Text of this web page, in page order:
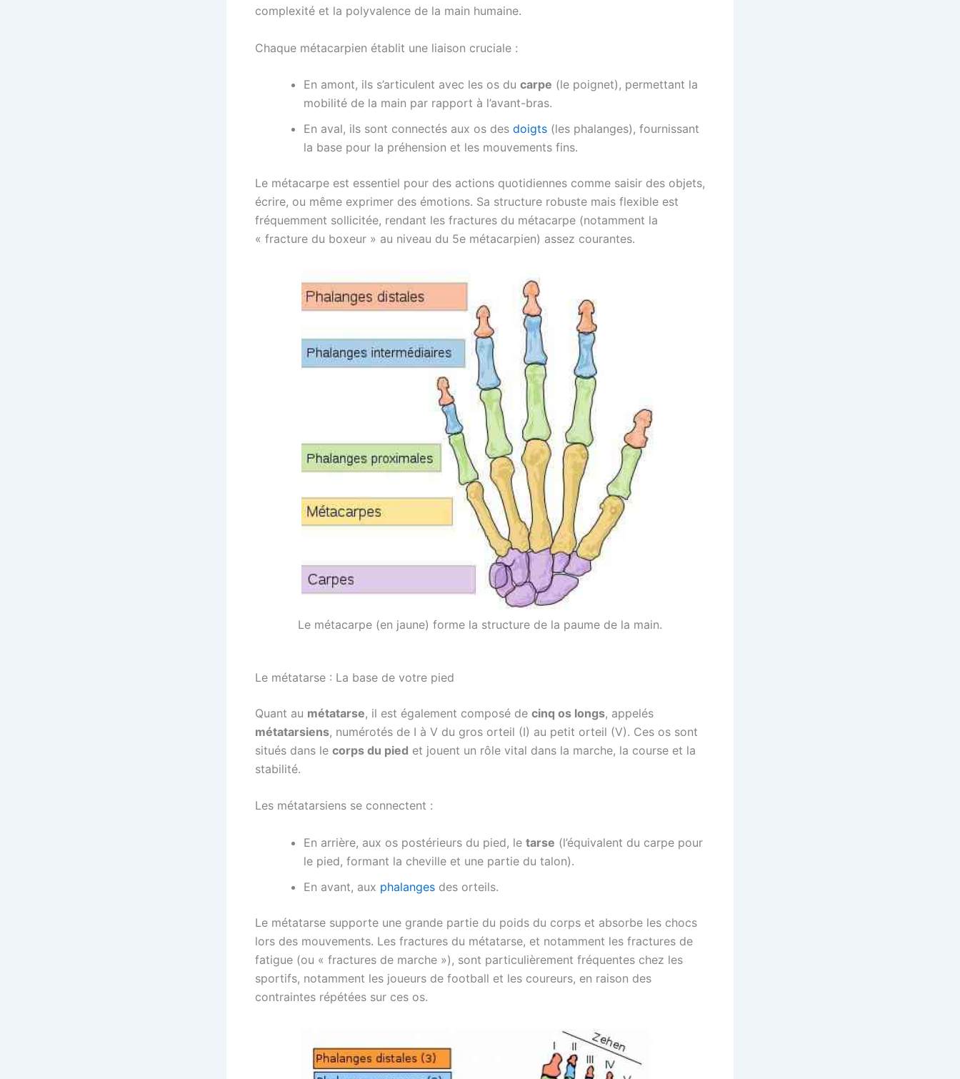
complexité et la polyvalence de la main humaine.
Chaque métacarpien établit une liaison cruciale :
En amont, ils s’articulent avec les os du carpe (le poignet), permettant la
mobilité de la main par rapport à l’avant-bras.
En aval, ils sont connectés aux os des doigts (les phalanges), fournissant
la base pour la préhension et les mouvements fins.
Le métacarpe est essentiel pour des actions quotidiennes comme saisir des objets,
écrire, ou même exprimer des émotions. Sa structure robuste mais flexible est
fréquemment sollicitée, rendant les fractures du métacarpe (notamment la
« fracture du boxeur » au niveau du 5e métacarpien) assez courantes.
Le métacarpe (en jaune) forme la structure de la paume de la main.
Le métatarse : La base de votre pied
Quant au métatarse, il est également composé de cinq os longs, appelés
métatarsiens, numérotés de I à V du gros orteil (I) au petit orteil (V). Ces os sont
situés dans le corps du pied et jouent un rôle vital dans la marche, la course et la
stabilité.
Les métatarsiens se connectent :
En arrière, aux os postérieurs du pied, le tarse (l’équivalent du carpe pour
le pied, formant la cheville et une partie du talon).
En avant, aux phalanges des orteils.
Le métatarse supporte une grande partie du poids du corps et absorbe les chocs
lors des mouvements. Les fractures du métatarse, et notamment les fractures de
fatigue (ou « fractures de marche »), sont particulièrement fréquentes chez les
sportifs, notamment les joueurs de football et les coureurs, en raison des
contraintes répétées sur ces os.